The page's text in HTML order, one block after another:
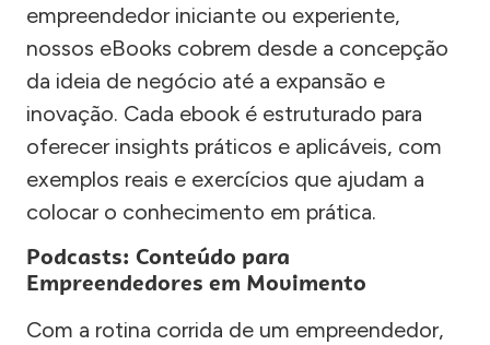
empreendedor iniciante ou experiente,
nossos eBooks cobrem desde a concepção
da ideia de negócio até a expansão e
inovação. Cada ebook é estruturado para
oferecer insights práticos e aplicáveis, com
exemplos reais e exercícios que ajudam a
colocar o conhecimento em prática.
Podcasts: Conteúdo para
Empreendedores em Movimento
Com a rotina corrida de um empreendedor,